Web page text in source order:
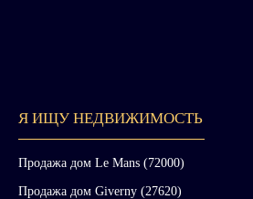
Я ИЩУ НЕДВИЖИМОСТЬ
Продажа дом Le Mans (72000)
Продажа дом Giverny (27620)